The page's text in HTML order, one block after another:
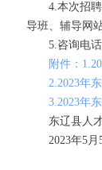
4.本次招聘
导班、辅导网
5.咨询电话
附件：
2.2023年
3.2023年
东辽县人才
2023年5月